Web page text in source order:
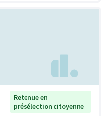
Retenue en
présélection citoyenne